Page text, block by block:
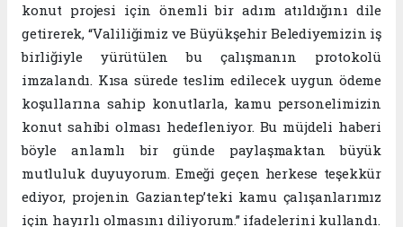
konut projesi için önemli bir adım atıldığını dile
getirerek, “Valiliğimiz ve Büyükşehir Belediyemizin iş
birliğiyle yürütülen bu çalışmanın protokolü
imzalandı. Kısa sürede teslim edilecek uygun ödeme
koşullarına sahip konutlarla, kamu personelimizin
konut sahibi olması hedefleniyor. Bu müjdeli haberi
böyle anlamlı bir günde paylaşmaktan büyük
mutluluk duyuyorum. Emeği geçen herkese teşekkür
ediyor, projenin Gaziantep’teki kamu çalışanlarımız
için hayırlı olmasını diliyorum.” ifadelerini kullandı.